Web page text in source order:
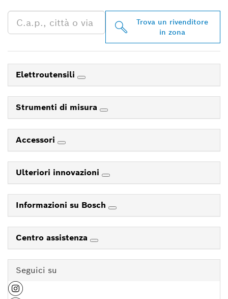
Trova un rivenditore
in zona
Elettroutensili
Strumenti di misura
Accessori
Ulteriori innovazioni
Informazioni su Bosch
Centro assistenza
Seguici su